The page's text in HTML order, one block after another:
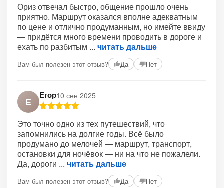
Ориз отвечал быстро, общение прошло очень
приятно. Маршрут оказался вполне адекватным
по цене и отлично продуманным, но имейте ввиду
— придётся много времени проводить в дороге и
ехать по разбитым
читать дальше
Вам был полезен этот отзыв? Да Нет
Е
Егор10 сен 2025
Это точно одно из тех путешествий, что
запомнились на долгие годы. Всё было
продумано до мелочей — маршрут, транспорт,
остановки для ночёвок — ни на что не пожалели.
Да, дороги
читать дальше
Вам был полезен этот отзыв? Да Нет